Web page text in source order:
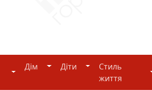
Для нього
Дім Дім Діти ДітиСтиль
життя